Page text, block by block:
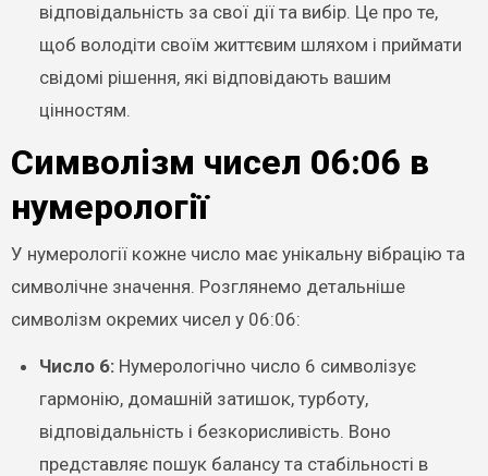
відповідальність за свої дії та вибір. Це про те,
щоб володіти своїм життєвим шляхом і приймати
свідомі рішення, які відповідають вашим
цінностям.
Символізм чисел 06:06 в
нумерології
У нумерології кожне число має унікальну вібрацію та
символічне значення. Розглянемо детальніше
символізм окремих чисел у 06:06:
Число 6:Нумерологічно число 6 символізує
гармонію, домашній затишок, турботу,
відповідальність і безкорисливість. Воно
представляє пошук балансу та стабільності в